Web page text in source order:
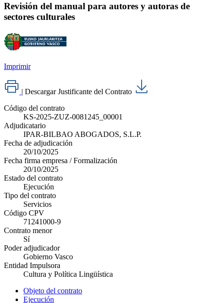
Revisión del manual para autores y autoras de
sectores culturales
Imprimir
| Descargar Justificante del Contrato
Código del contrato
KS-2025-ZUZ-0081245_00001
Adjudicatario
IPAR-BILBAO ABOGADOS, S.L.P.
Fecha de adjudicación
20/10/2025
Fecha firma empresa / Formalización
20/10/2025
Estado del contrato
Ejecución
Tipo del contrato
Servicios
Código CPV
71241000-9
Contrato menor
Sí
Poder adjudicador
Gobierno Vasco
Entidad Impulsora
Cultura y Política Lingüística
Objeto del contrato
Ejecución